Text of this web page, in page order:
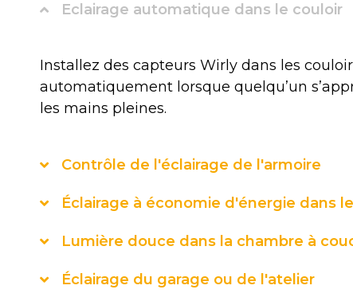
Eclairage automatique dans le couloir
Installez des capteurs Wirly dans les
automatiquement lorsque quelqu’un
les mains pleines.
Contrôle de l'éclairage de l'armoire
Éclairage à économie d'énergie dans
Lumière douce dans la chambre à
Éclairage du garage ou de l'atelier